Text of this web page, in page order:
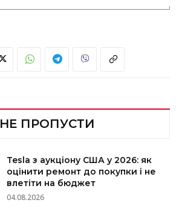
НЕ ПРОПУСТИ
Tesla з аукціону США у 2026: як
оцінити ремонт до покупки і не
влетіти на бюджет
04.08.2026